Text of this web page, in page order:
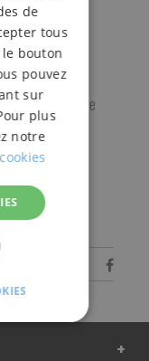
growth
as they are
towards the
de
tous
bouton
pouvez
sur
plus
notre